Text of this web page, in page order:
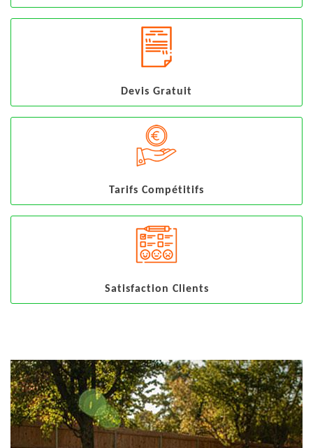
Devis Gratuit
Tarifs Compétitifs
Satisfaction Clients